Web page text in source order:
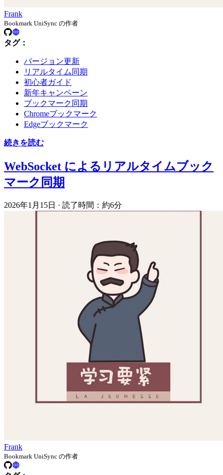
Frank
Bookmark UniSync の作者
タグ：
バージョン更新
リアルタイム同期
初心者ガイド
新年キャンペーン
ブックマーク同期
Chromeブックマーク
Edgeブックマーク
続きを読む
WebSocket によるリアルタイムブック
マーク同期
2026年1月15日 · 読了時間：約6分
Frank
Bookmark UniSync の作者